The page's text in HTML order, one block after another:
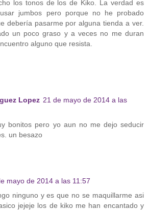
los tonos de los de Kiko. La verdad es
jumbos pero porque no he probado
debería pasarme por alguna tienda a ver.
un poco graso y a veces no me duran
alguno que resista.
Lopez 21 de mayo de 2014 a las
bonitos pero yo aun no me dejo seducir
un besazo
mayo de 2014 a las 11:57
ninguno y es que no se maquillarme asi
jejeje los de kiko me han encantado y